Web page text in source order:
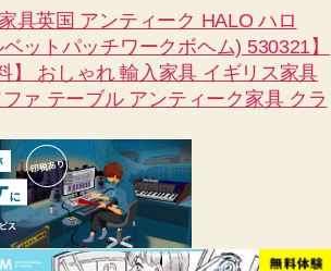
具英国 アンティーク HALO ハロ
ベットパッチワークボヘム) 530321】
】 おしゃれ 輸入家具 イギリス家具
ァ テーブル アンティーク家具 クラ